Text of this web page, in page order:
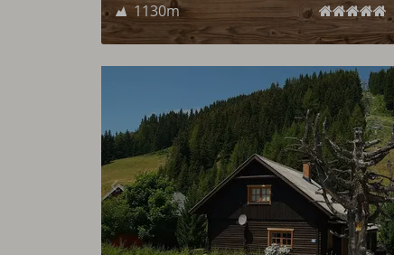
1130m